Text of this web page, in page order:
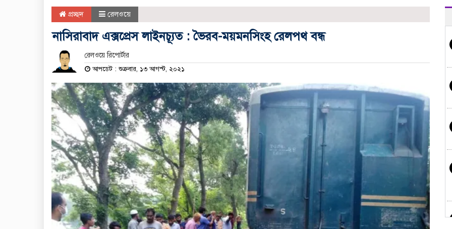
প্রচ্ছদ রেলওয়ে
নাসিরাবাদ এক্সপ্রেস লাইনচ্যূত : ভৈরব-ময়মনসিংহ রেলপথ বন্ধ
রেলওয়ে রিপোর্টার
আপডেট : শুক্রবার, ১৩ আগস্ট, ২০২১